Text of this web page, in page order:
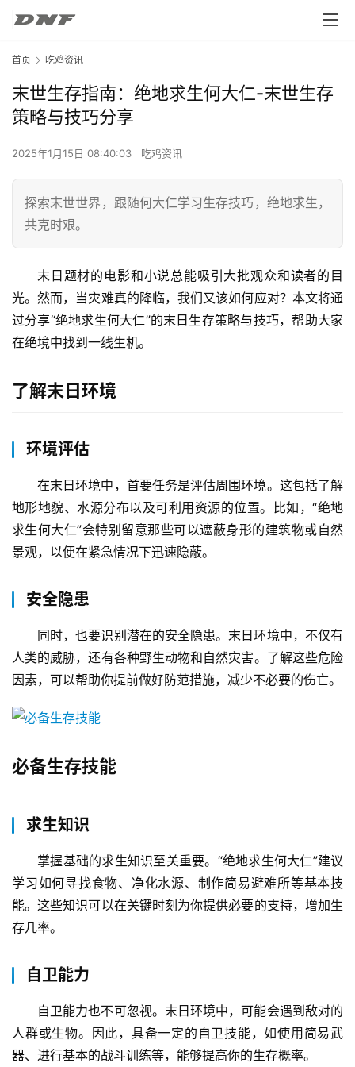
首页 吃鸡资讯
末世生存指南：绝地求生何大仁-末世生存
策略与技巧分享
2025年1月15日 08:40:03 吃鸡资讯
探索末世世界，跟随何大仁学习生存技巧，绝地求生，
共克时艰。
末日题材的电影和小说总能吸引大批观众和读者的目
光。然而，当灾难真的降临，我们又该如何应对？本文将通
过分享“绝地求生何大仁”的末日生存策略与技巧，帮助大家
在绝境中找到一线生机。
了解末日环境
环境评估
在末日环境中，首要任务是评估周围环境。这包括了解
地形地貌、水源分布以及可利用资源的位置。比如，“绝地
求生何大仁”会特别留意那些可以遮蔽身形的建筑物或自然
景观，以便在紧急情况下迅速隐蔽。
安全隐患
同时，也要识别潜在的安全隐患。末日环境中，不仅有
人类的威胁，还有各种野生动物和自然灾害。了解这些危险
因素，可以帮助你提前做好防范措施，减少不必要的伤亡。
必备生存技能
求生知识
掌握基础的求生知识至关重要。“绝地求生何大仁”建议
学习如何寻找食物、净化水源、制作简易避难所等基本技
能。这些知识可以在关键时刻为你提供必要的支持，增加生
存几率。
自卫能力
自卫能力也不可忽视。末日环境中，可能会遇到敌对的
人群或生物。因此，具备一定的自卫技能，如使用简易武
器、进行基本的战斗训练等，能够提高你的生存概率。